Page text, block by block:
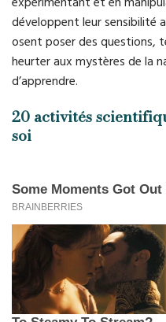
développent leur sensibilité
osent poser des questions,
heurter aux mystères de la
d’apprendre.
20 activités
soi